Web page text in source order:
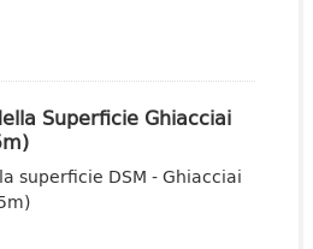
Superficie Ghiacciai
superficie DSM - Ghiacciai